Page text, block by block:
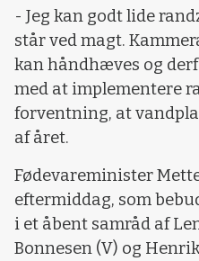
- Jeg kan godt lide
står ved magt.
kan håndhæves og
med at implementere
forventning, at
af året.
Fødevareminister
eftermiddag, som
i et åbent samråd af
Bonnesen (V) og